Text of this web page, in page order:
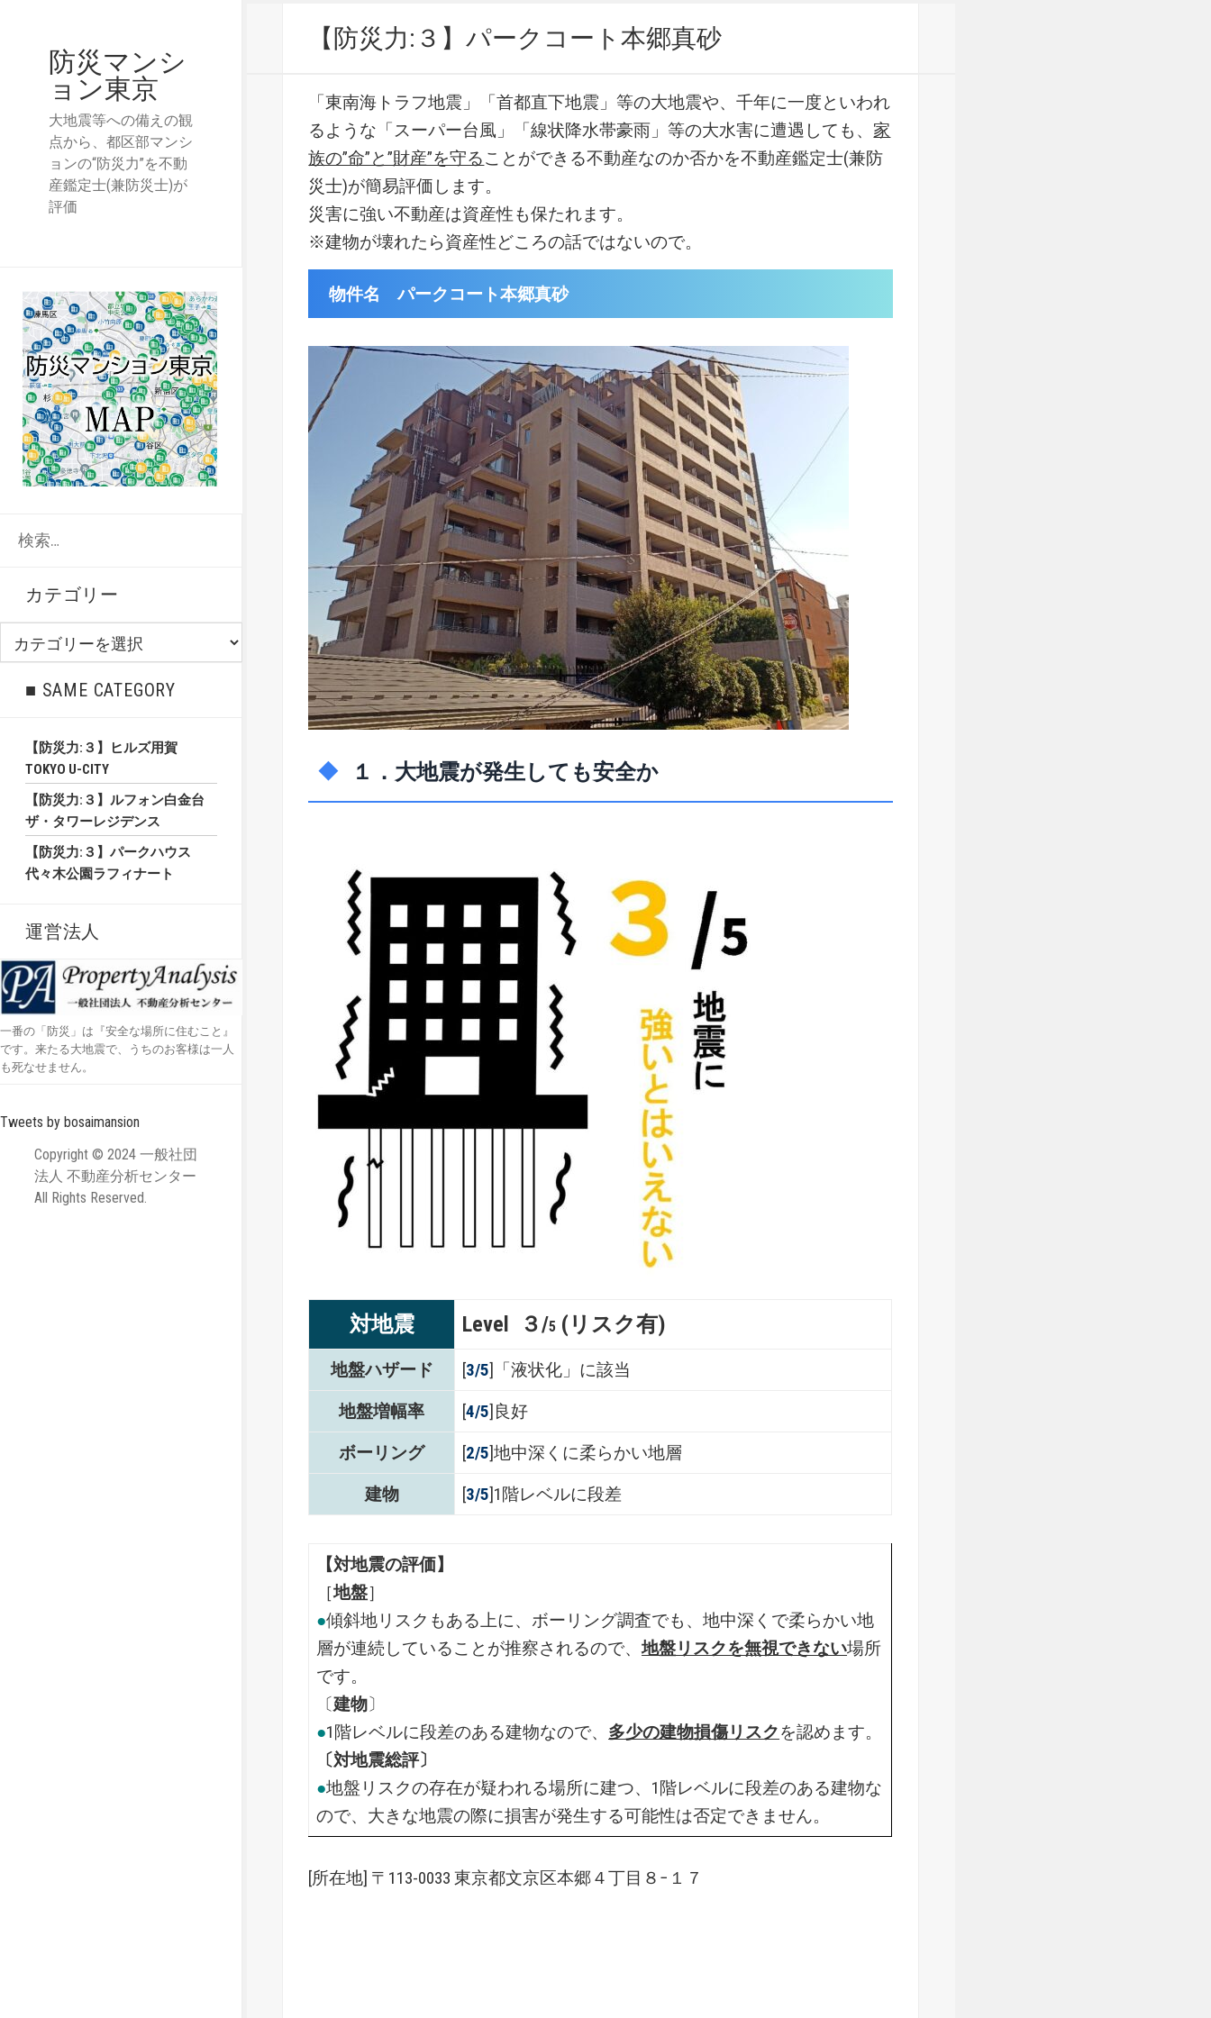
防災マンシ
ョン東京
大地震等への備えの観
点から、都区部マンシ
ョンの“防災力”を不動
産鑑定士(兼防災士)が
評価
カテゴリー
■ SAME CATEGORY
【防災力:３】ヒルズ用賀
TOKYO U-CITY
【防災力:３】ルフォン白金台
ザ・タワーレジデンス
【防災力:３】パークハウス
代々木公園ラフィナート
運営法人
一番の「防災」は『安全な場所に住むこと』
です。来たる大地震で、うちのお客様は一人
も死なせません。
Tweets by bosaimansion
Copyright © 2024 一般社団
法人 不動産分析センター
All Rights Reserved.
【防災力:３】パークコート本郷真砂
「東南海トラフ地震」「首都直下地震」等の大地震や、千年に一度といわれ
るような「スーパー台風」「線状降水帯豪雨」等の大水害に遭遇しても、 家
族の”命”と”財産”を守ることができる不動産なのか否かを不動産鑑定士(兼防
災士)が簡易評価します。
災害に強い不動産は資産性も保たれます。
※建物が壊れたら資産性どころの話ではないので。
物件名 パークコート本郷真砂
１．大地震が発生しても安全か
対地震 Level ３/5 (リスク有)
地盤ハザード [3/5]「液状化」に該当
地盤増幅率
[4/5]良好
ボーリング
[2/5]地中深くに柔らかい地層
建物
[3/5]1階レベルに段差
【対地震の評価】
［地盤］
●傾斜地リスクもある上に、ボーリング調査でも、地中深くで柔らかい地
層が連続していることが推察されるので、地盤リスクを無視できない場所
です。
〔建物〕
●1階レベルに段差のある建物なので、 多少の建物損傷リスクを認めます。
〔対地震総評〕
●地盤リスクの存在が疑われる場所に建つ、1階レベルに段差のある建物な
ので、大きな地震の際に損害が発生する可能性は否定できません。
[所在地] 〒113-0033 東京都文京区本郷４丁目８−１７